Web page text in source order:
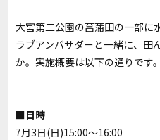
大宮第二公園の菖蒲田の一部に
ラブアンバサダーと一緒に、田
か。実施概要は以下の通りです。
■日時
7月3日(日)15:00～16:00